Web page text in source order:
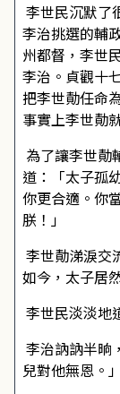
李世民沉默了
李治挑選的輔
州都督，李世
李治。貞觀十
把李世勣任命
事實上李世勣
為了讓李世勣
道：「太子孤
你更合適。你
朕！」
李世勣涕淚交
如今，太子居
李世民淡淡地
李治訥訥半晌
兒對他無恩。」